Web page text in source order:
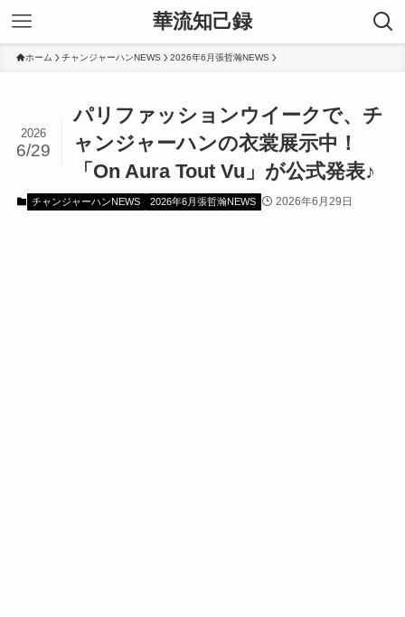
華流知己録
ホーム チャンジャーハンNEWS 2026年6月張哲瀚NEWS
パリファッションウイークで、チ
ャンジャーハンの衣裳展示中！
「On Aura Tout Vu」が公式発表♪
2026
6/29
チャンジャーハンNEWS 2026年6月張哲瀚NEWS 2026年6月29日